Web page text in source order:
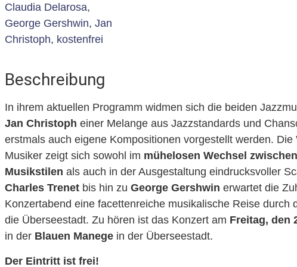
Claudia Delarosa,
George Gershwin, Jan
Christoph, kostenfrei
Beschreibung
In ihrem aktuellen Programm widmen sich die beiden
Jan Christoph einer Melange aus Jazzstandards und
erstmals auch eigene Kompositionen vorgestellt werden. Die
Musiker zeigt sich sowohl im mühelosen Wechsel
Musikstilen als auch in der Ausgestaltung eindrucksvoller
Charles Trenetbis hin zu George Gershwin erwartet die
Konzertabend eine facettenreiche musikalische Reise durch
die Überseestadt. Zu hören ist das Konzert am Freitag, den
in der Blauen Manegein der Überseestadt.
Der Eintritt ist frei!